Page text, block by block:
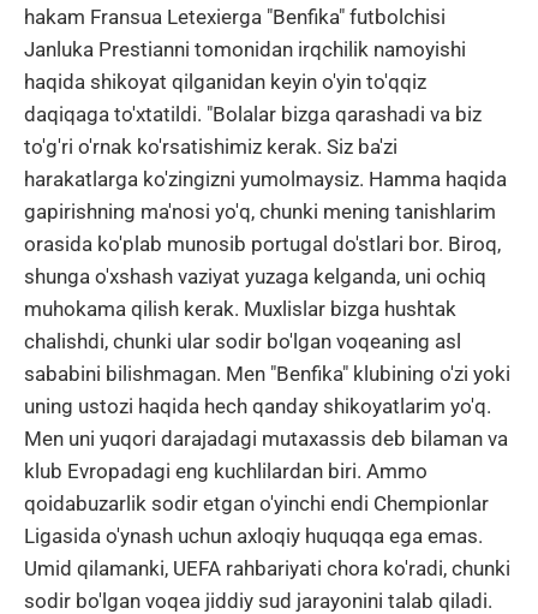
hakam Fransua Letexierga "Benfika" futbolchisi
Janluka Prestianni tomonidan irqchilik namoyishi
haqida shikoyat qilganidan keyin o'yin to'qqiz
daqiqaga to'xtatildi. "Bolalar bizga qarashadi va biz
to'g'ri o'rnak ko'rsatishimiz kerak. Siz ba'zi
harakatlarga ko'zingizni yumolmaysiz. Hamma haqida
gapirishning ma'nosi yo'q, chunki mening tanishlarim
orasida ko'plab munosib portugal do'stlari bor. Biroq,
shunga o'xshash vaziyat yuzaga kelganda, uni ochiq
muhokama qilish kerak. Muxlislar bizga hushtak
chalishdi, chunki ular sodir bo'lgan voqeaning asl
sababini bilishmagan. Men "Benfika" klubining o'zi yoki
uning ustozi haqida hech qanday shikoyatlarim yo'q.
Men uni yuqori darajadagi mutaxassis deb bilaman va
klub Evropadagi eng kuchlilardan biri. Ammo
qoidabuzarlik sodir etgan o'yinchi endi Chempionlar
Ligasida o'ynash uchun axloqiy huquqqa ega emas.
Umid qilamanki, UEFA rahbariyati chora ko'radi, chunki
sodir bo'lgan voqea jiddiy sud jarayonini talab qiladi.